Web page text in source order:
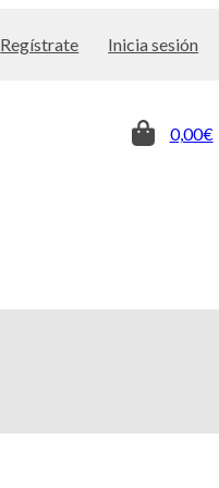
Regístrate Inicia sesión
0,00€